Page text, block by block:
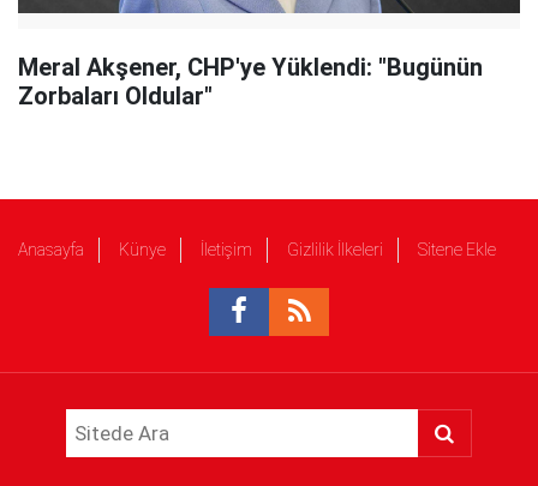
Meral Akşener, CHP'ye Yüklendi: "Bugünün
Zorbaları Oldular"
Anasayfa Künye İletişim Gizlilik İlkeleri Sitene Ekle